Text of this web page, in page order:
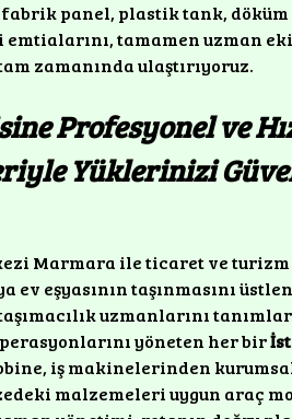
panel, plastik tank, döküm
tamamen uzman
zamanında ulaştırıyoruz.
Profesyonel ve
Yüklerinizi
Marmara ile ticaret ve turizm
eşyasının taşınmasını
uzmanlarını
yöneten her bir
iş makinelerinden
malzemeleri uygun araç